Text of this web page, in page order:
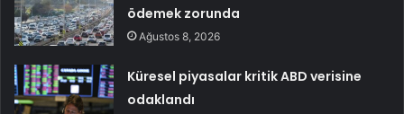
ödemek zorunda
Ağustos 8, 2026
Küresel piyasalar kritik ABD verisine
odaklandı